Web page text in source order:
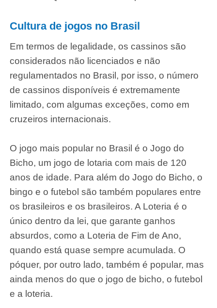
Cultura de jogos no Brasil
Em termos de legalidade, os cassinos são
considerados não licenciados e não
regulamentados no Brasil, por isso, o número
de cassinos disponíveis é extremamente
limitado, com algumas exceções, como em
cruzeiros internacionais.
O jogo mais popular no Brasil é o Jogo do
Bicho, um jogo de lotaria com mais de 120
anos de idade. Para além do Jogo do Bicho, o
bingo e o futebol são também populares entre
os brasileiros e os brasileiros. A Loteria é o
único dentro da lei, que garante ganhos
absurdos, como a Loteria de Fim de Ano,
quando está quase sempre acumulada. O
póquer, por outro lado, também é popular, mas
ainda menos do que o jogo de bicho, o futebol
e a loteria.